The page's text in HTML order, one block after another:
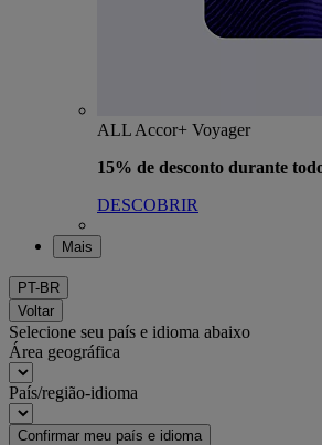
ALL Accor+ Voyager
15% de desconto durante
DESCOBRIR
Mais
PT-BR
Voltar
Selecione seu país e idioma abaixo
Área geográfica
País/região-idioma
Confirmar meu país e idioma